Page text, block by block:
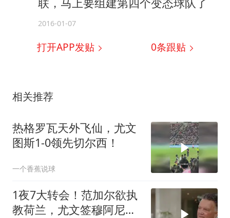
2016-01-07
打开APP发贴 0条跟贴
相关推荐
热格罗瓦天外飞仙，尤文
图斯1-0领先切尔西！
一个香蕉说球
1夜7大转会！范加尔欲执
教荷兰，尤文签穆阿尼切